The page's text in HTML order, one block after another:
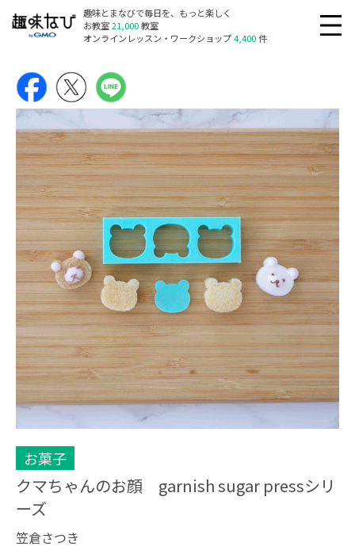
趣味とまなびで毎日を、もっと楽しく
お教室21,000教室
オンラインレッスン・ワークショップ4,400件
お菓子
クマちゃんのお顔 garnish sugar pressシリ
ーズ
笠倉さつき